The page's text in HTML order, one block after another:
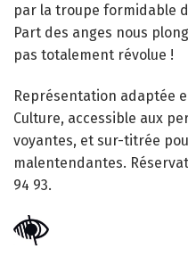
par la troupe formidable
Part des anges nous
pas totalement révolue !
Représentation adaptée
Culture, accessible aux
voyantes, et sur-titrée
malentendantes.
94 93.